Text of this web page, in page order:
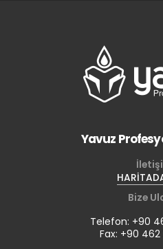
Yavuz
Bize
Telefon: +90
Fax: +90 462